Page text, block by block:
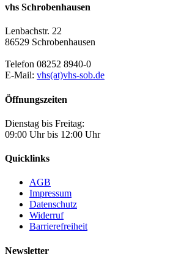
vhs Schrobenhausen
Lenbachstr. 22
86529 Schrobenhausen
Telefon 08252 8940-0
E-Mail: vhs(at)vhs-sob.de
Öffnungszeiten
Dienstag bis Freitag:
09:00 Uhr bis 12:00 Uhr
Quicklinks
AGB
Impressum
Datenschutz
Widerruf
Barrierefreiheit
Newsletter